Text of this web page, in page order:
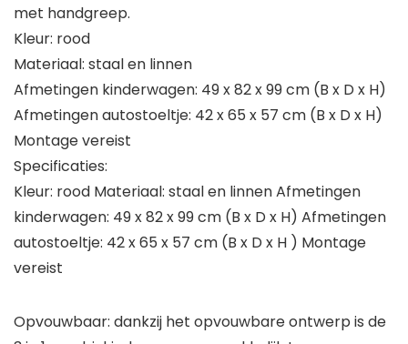
met handgreep.
Kleur: rood
Materiaal: staal en linnen
Afmetingen kinderwagen: 49 x 82 x 99 cm (B x D x H)
Afmetingen autostoeltje: 42 x 65 x 57 cm (B x D x H)
Montage vereist
Specificaties:
Kleur: rood Materiaal: staal en linnen Afmetingen
kinderwagen: 49 x 82 x 99 cm (B x D x H) Afmetingen
autostoeltje: 42 x 65 x 57 cm (B x D x H ) Montage
vereist
Opvouwbaar: dankzij het opvouwbare ontwerp is de